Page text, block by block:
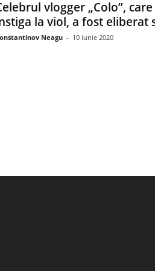
vlogger „Colo”, care
la viol, a fost eliberat
Neagu - 10 iunie 2020